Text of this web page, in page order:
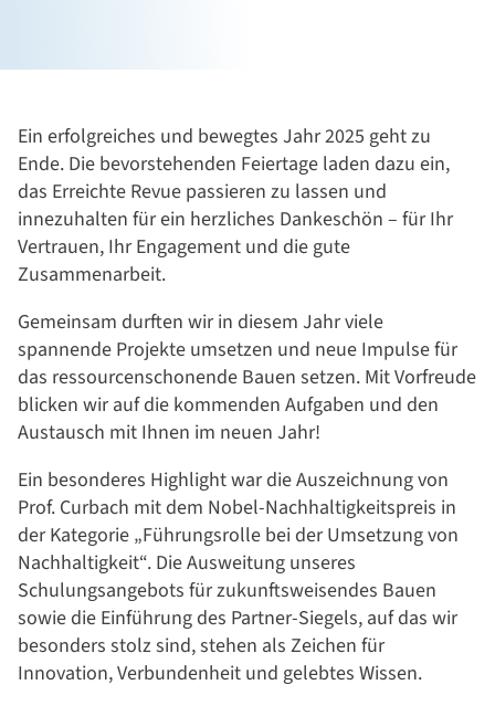
Ein erfolgreiches und bewegtes Jahr 2025 geht zu
Ende. Die bevorstehenden Feiertage laden dazu ein,
das Erreichte Revue passieren zu lassen und
innezuhalten für ein herzliches Dankeschön – für Ihr
Vertrauen, Ihr Engagement und die gute
Zusammenarbeit.
Gemeinsam durften wir in diesem Jahr viele
spannende Projekte umsetzen und neue Impulse für
das ressourcenschonende Bauen setzen. Mit Vorfreude
blicken wir auf die kommenden Aufgaben und den
Austausch mit Ihnen im neuen Jahr!
Ein besonderes Highlight war die Auszeichnung von
Prof. Curbach mit dem Nobel-Nachhaltigkeitspreis in
der Kategorie „Führungsrolle bei der Umsetzung von
Nachhaltigkeit“. Die Ausweitung unseres
Schulungsangebots für zukunftsweisendes Bauen
sowie die Einführung des Partner-Siegels, auf das wir
besonders stolz sind, stehen als Zeichen für
Innovation, Verbundenheit und gelebtes Wissen.